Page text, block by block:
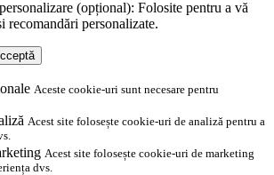
(opțional): Folosite pentru a vă
recomandări personalizate.
Aceste cookie-uri sunt necesare pentru
Acest site folosește cookie-uri de analiză pentru a
Acest site folosește cookie-uri de marketing
dvs.